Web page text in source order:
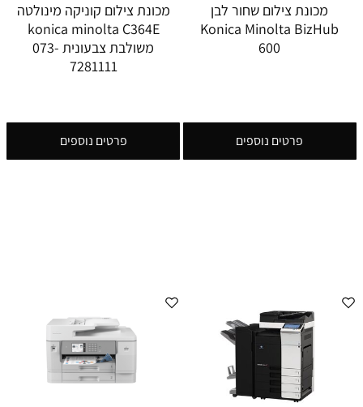
מכונת צילום שחור לבן
Konica Minolta BizHub
600
פרטים נוספים
מכונת צילום קוניקה מינולטה
konica minolta C364E
משולבת צבעונית 073-
7281111
פרטים נוספים